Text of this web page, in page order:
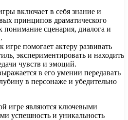
включает в себя знание и
принципов драматического
понимание сценария, диалога и
игре помогает актеру развивать
экспериментировать и находить
чувств и эмоций.
в его умении передавать
в персонаже и убедительно
игре являются ключевыми
успешность и уникальность